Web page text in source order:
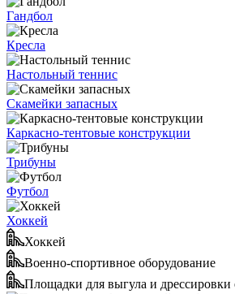
Гандбол
Кресла
Настольный теннис
Скамейки запасных
Каркасно-тентовые конструкции
Трибуны
Футбол
Хоккей
Хоккей
Военно-спортивное оборудование
Площадки для выгула и дрессировки